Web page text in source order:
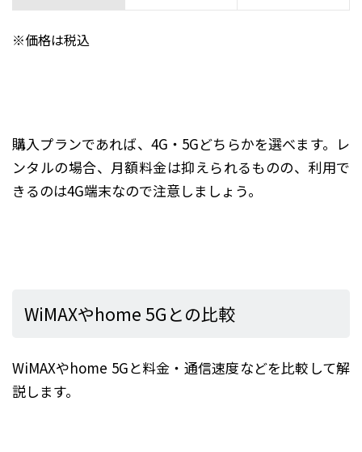
※価格は税込
購入プランであれば、4G・5Gどちらかを選べます。レ
ンタルの場合、月額料金は抑えられるものの、利用で
きるのは4G端末なので注意しましょう。
WiMAXやhome 5Gとの比較
WiMAXやhome 5Gと料金・通信速度などを比較して解
説します。